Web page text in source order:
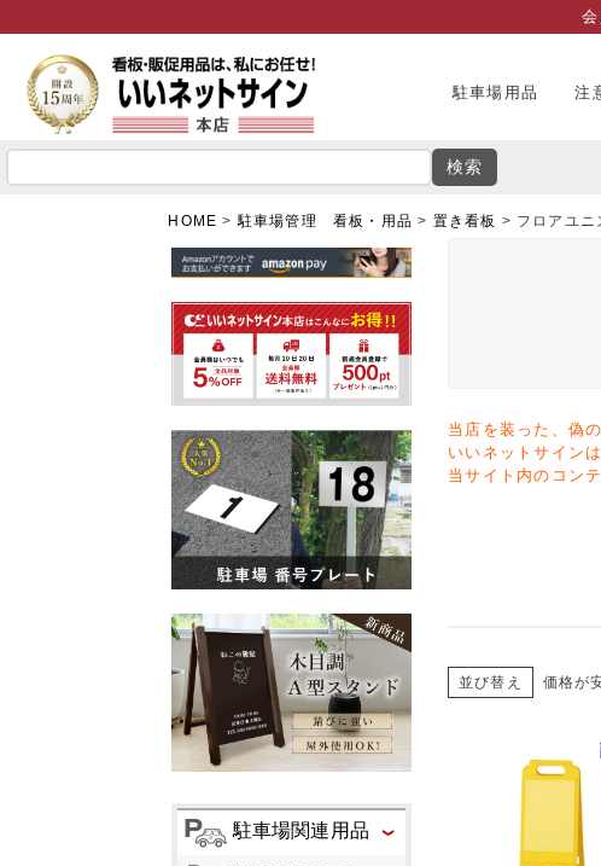
駐車場用品 注
検索
HOME 駐車場管理 看板・用品 置き看板 フロアユニ
駐車場関連用品
当店を装った、偽
いいネットサイン
当サイト内のコン
並び替え 価格が